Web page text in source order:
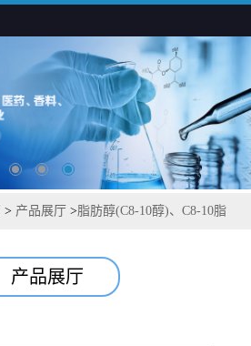
> 产品展厅 >脂肪醇(C8-10醇)、C8-10脂
产品展厅